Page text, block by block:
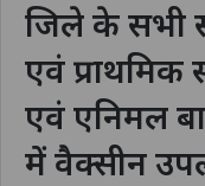
जिले के सभी
एवं प्राथमिक
एवं एनिमल
में वैक्सीन